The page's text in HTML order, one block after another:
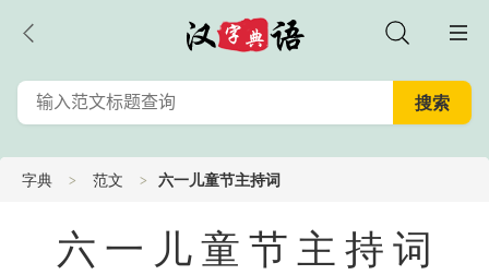
字典 范文 六一儿童节主持词
六一儿童节主持词